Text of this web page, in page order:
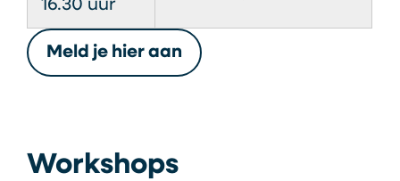
16.30 uur
Meld je hier aan
Workshops